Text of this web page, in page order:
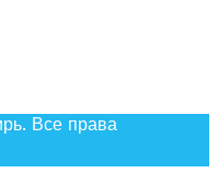
Все права